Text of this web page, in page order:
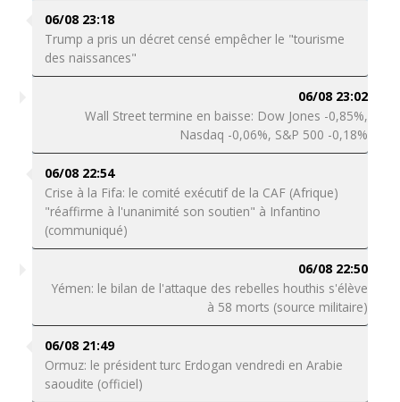
06/08 23:18
Trump a pris un décret censé empêcher le "tourisme
des naissances"
06/08 23:02
Wall Street termine en baisse: Dow Jones -0,85%,
Nasdaq -0,06%, S&P 500 -0,18%
06/08 22:54
Crise à la Fifa: le comité exécutif de la CAF (Afrique)
"réaffirme à l'unanimité son soutien" à Infantino
(communiqué)
06/08 22:50
Yémen: le bilan de l'attaque des rebelles houthis s'élève
à 58 morts (source militaire)
06/08 21:49
Ormuz: le président turc Erdogan vendredi en Arabie
saoudite (officiel)